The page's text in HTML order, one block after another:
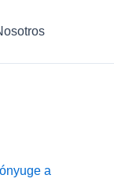
a